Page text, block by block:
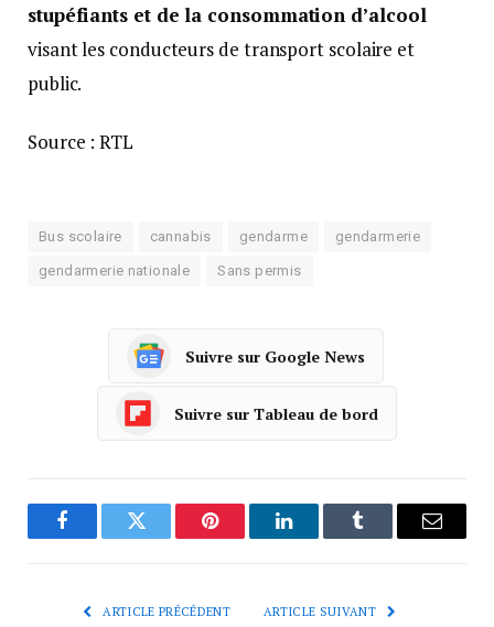
stupéfiants et de la consommation d’alcool
visant les conducteurs de transport scolaire et
public.
Source : RTL
Bus scolaire cannabis gendarme gendarmerie
gendarmerie nationale Sans permis
Suivre sur Google News
Suivre sur Tableau de bord
FacebookTwitter Pinterest LinkedInTumblr
ARTICLE PRÉCÉDENT ARTICLE SUIVANT